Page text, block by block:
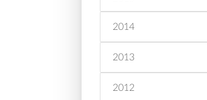
2014
2013
2012